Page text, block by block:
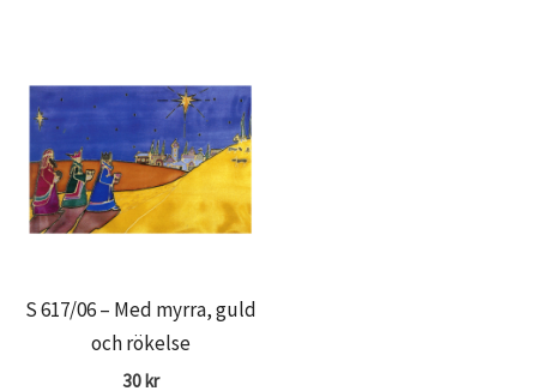
S 617/06 – Med myrra, guld
och rökelse
30 kr